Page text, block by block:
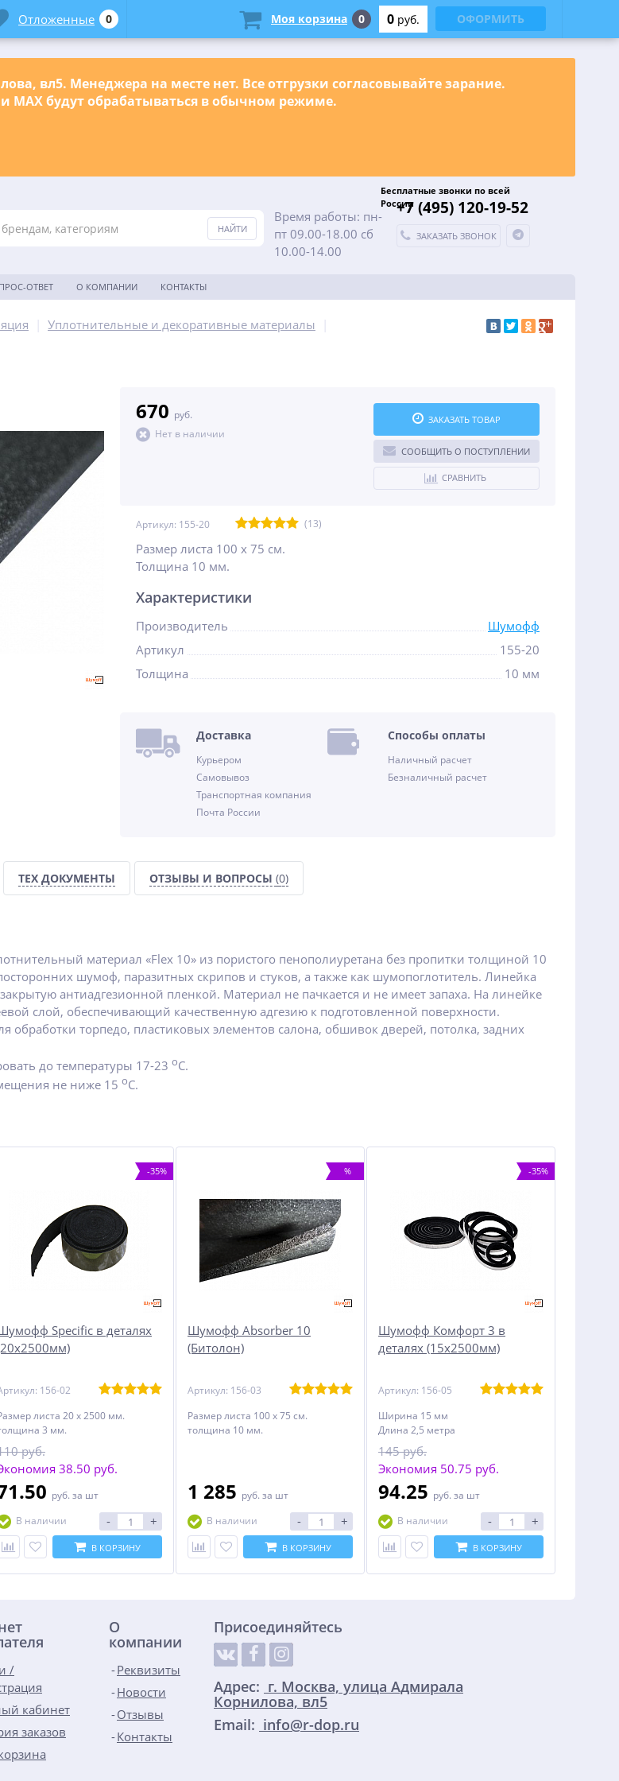
вл5. Менеджера на месте нет. Все отгрузки согласовывайте зарание.
МАХ будут обрабатываться в обычном режиме.
Время работы: пн-
пт 09.00-18.00 сб
10.00-14.00
Бесплатные звонки по всей
России+7 (495) 120-19-52
ЗАКАЗАТЬ ЗВОНОК
ОТВЕТ О КОМПАНИИ КОНТАКТЫ
Уплотнительные и декоративные материалы
670 руб.
Нет в наличии
ЗАКАЗАТЬ ТОВАР
СООБЩИТЬ О ПОСТУПЛЕНИИ
СРАВНИТЬ
Артикул: 155-20 (13)
Размер листа 100 х 75 см.
Толщина 10 мм.
Характеристики
Производитель
Шумофф
Артикул
155-20
Толщина
10 мм
Доставка
Курьером
Самовывоз
Транспортная компания
Почта России
Способы оплаты
Наличный расчет
Безналичный расчет
ТЕХ ДОКУМЕНТЫ ОТЗЫВЫ И ВОПРОСЫ (0)
материал «Flex 10» из пористого пенополиуретана без пропитки толщиной 10
шумоф, паразитных скрипов и стуков, а также как шумопоглотитель. Линейка
антиадгезионной пленкой. Материал не пачкается и не имеет запаха. На линейке
слой, обеспечивающий качественную адгезию к подготовленной поверхности.
обработки торпедо, пластиковых элементов салона, обшивок дверей, потолка, задних
до температуры 17-23 оС.
не ниже 15 оС.
-35%
Specific в деталях
156-02
листа 20 х 2500 мм.
3 мм.
руб.
38.50 руб.
руб. за шт
В наличии
- +
В КОРЗИНУ
%
Шумофф Absorber 10
(Битолон)
Артикул: 156-03
Размер листа 100 х 75 см.
толщина 10 мм.
1 285 руб. за шт
В наличии
- +
В КОРЗИНУ
-35%
Шумофф Комфорт 3 в
деталях (15х2500мм)
Артикул: 156-05
Ширина 15 мм
Длина 2,5 метра
145 руб.
Экономия 50.75 руб.
94.25 руб. за шт
В наличии
- +
В КОРЗИНУ
/
кабинет
заказов
О
компании
Реквизиты
Новости
Отзывы
Контакты
Присоединяйтесь
Адрес: г. Москва, улица Адмирала
Корнилова, вл5
Email: info@r-dop.ru
Отложенные 0 Моя корзина 0 0 руб. ОФОРМИТЬ